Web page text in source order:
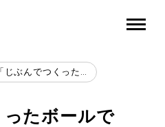
ったボールで